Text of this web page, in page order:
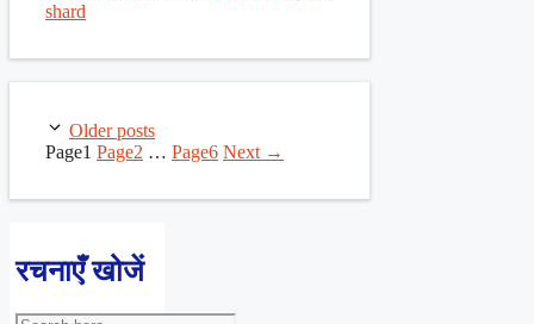
shard
Older posts
Page1 Page2 … Page6 Next →
रचनाएँ खोजें